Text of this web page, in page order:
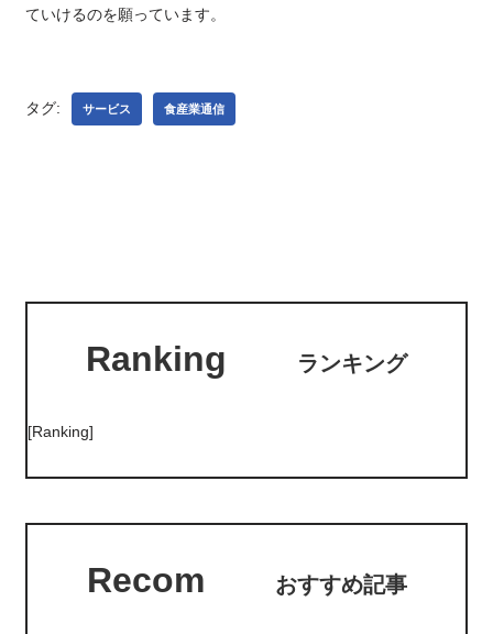
ていけるのを願っています。
タグ: サービス 食産業通信
Ranking ランキング
[Ranking]
Recom おすすめ記事